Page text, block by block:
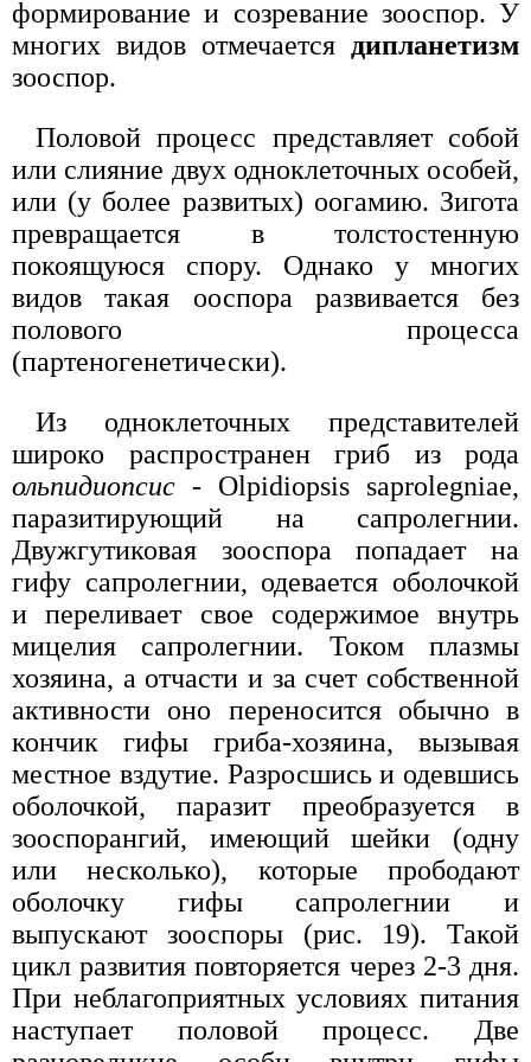
формирование и созревание зооспор. У
многих видов отмечается дипланетизм
зооспор.
Половой процесс представляет собой
или слияние двух одноклеточных особей,
или (у более развитых) оогамию. Зигота
превращается в толстостенную
покоящуюся спору. Однако у многих
видов такая ооспора развивается без
полового процесса
(партеногенетически).
Из одноклеточных представителей
широко распространен гриб из рода
ольпидиопсис - Olpidiopsis saprolegniae,
паразитирующий на сапролегнии.
Двужгутиковая зооспора попадает на
гифу сапролегнии, одевается оболочкой
и переливает свое содержимое внутрь
мицелия сапролегнии. Током плазмы
хозяина, а отчасти и за счет собственной
активности оно переносится обычно в
кончик гифы гриба-хозяина, вызывая
местное вздутие. Разросшись и одевшись
оболочкой, паразит преобразуется в
зооспорангий, имеющий шейки (одну
или несколько), которые прободают
оболочку гифы сапролегнии и
выпускают зооспоры (рис. 19). Такой
цикл развития повторяется через 2-3 дня.
При неблагоприятных условиях питания
наступает половой процесс. Две